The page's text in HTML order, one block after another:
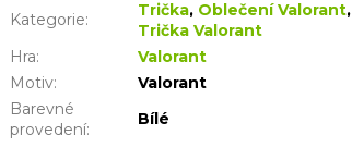
Kategorie: Trička, Oblečení Valorant,
Trička Valorant
Hra:
Valorant
Motiv:
Valorant
Barevné
provedení:
Bílé